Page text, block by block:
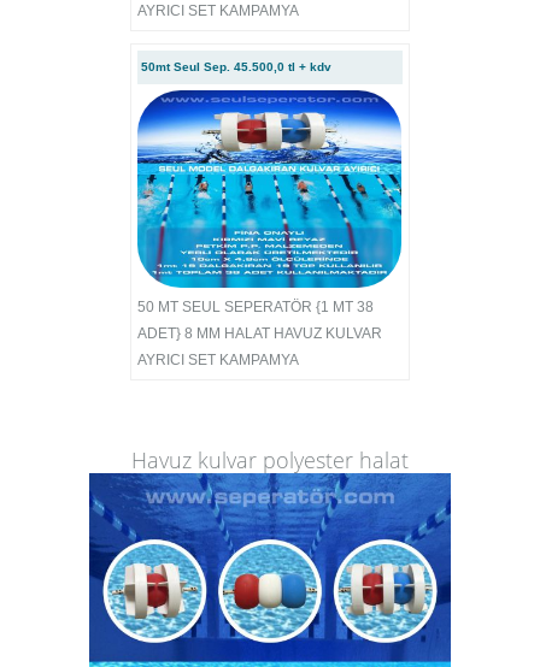
AYRICI SET KAMPAMYA
50mt Seul Sep. 45.500,0 tl + kdv
50 MT SEUL SEPERATÖR {1 MT 38
ADET} 8 MM HALAT HAVUZ KULVAR
AYRICI SET KAMPAMYA
Havuz kulvar polyester halat